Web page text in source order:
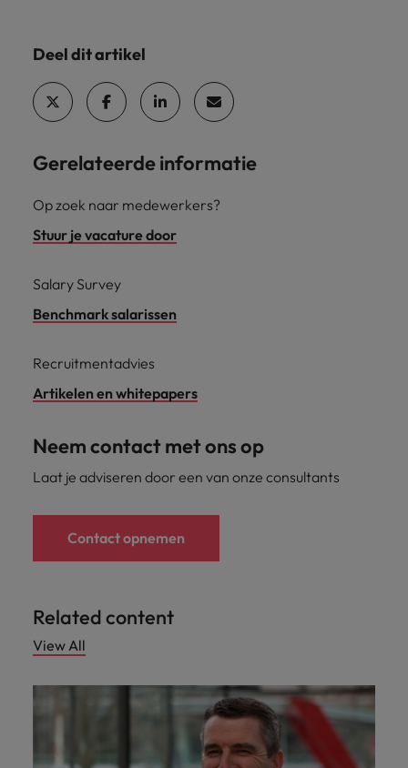
Deel dit artikel
Gerelateerde informatie
Op zoek naar medewerkers?
Stuur je vacature door
Salary Survey
Benchmark salarissen
Recruitmentadvies
Artikelen en whitepapers
Neem contact met ons op
Laat je adviseren door een van onze consultants
Contact opnemen
Related content
View All